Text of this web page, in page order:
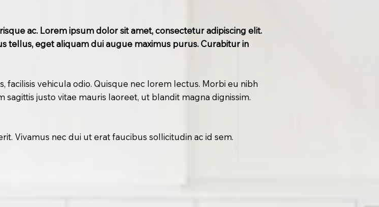
ac. Lorem ipsum dolor sit amet, consectetur adipiscing elit.
tellus, eget aliquam dui augue maximus purus. Curabitur in
vehicula odio. Quisque nec lorem lectus. Morbi eu nibh
justo vitae mauris laoreet, ut blandit magna dignissim.
Vivamus nec dui ut erat faucibus sollicitudin ac id sem.